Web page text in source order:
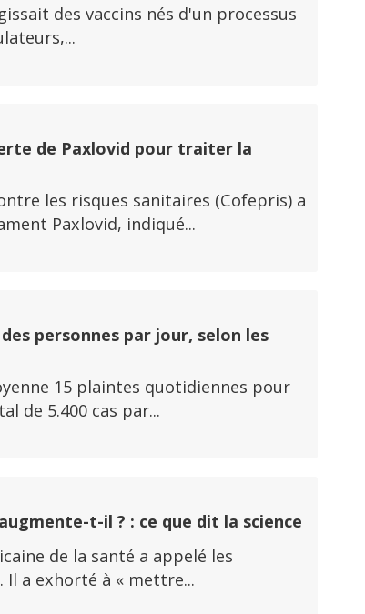
des vaccins nés d'un processus
de Paxlovid pour traiter la
les risques sanitaires (Cofepris) a
Paxlovid, indiqué...
personnes par jour, selon les
15 plaintes quotidiennes pour
de 5.400 cas par...
t-il ? : ce que dit la science
de la santé a appelé les
Il a exhorté à « mettre...